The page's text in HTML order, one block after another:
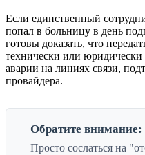
Если единственный
попал в больницу в день
готовы доказать, что
технически или
аварии на линиях связи,
провайдера.
Обратите внимание:
Просто сослаться на